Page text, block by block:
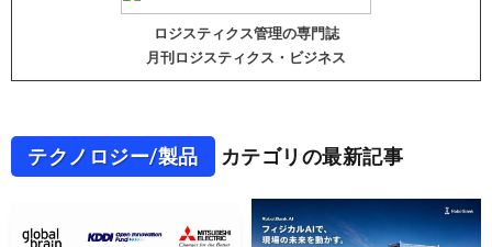
ロジスティクス管理の専門誌
月刊ロジスティクス・ビジネス
テクノロジー/製品 カテゴリの最新記事